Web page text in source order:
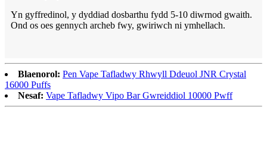
Yn gyffredinol, y dyddiad dosbarthu fydd 5-10 diwrnod gwaith.
Ond os oes gennych archeb fwy, gwiriwch ni ymhellach.
Blaenorol: Pen Vape Tafladwy Rhwyll Ddeuol JNR Crystal
16000 Puffs
Nesaf: Vape Tafladwy Vipo Bar Gwreiddiol 10000 Pwff